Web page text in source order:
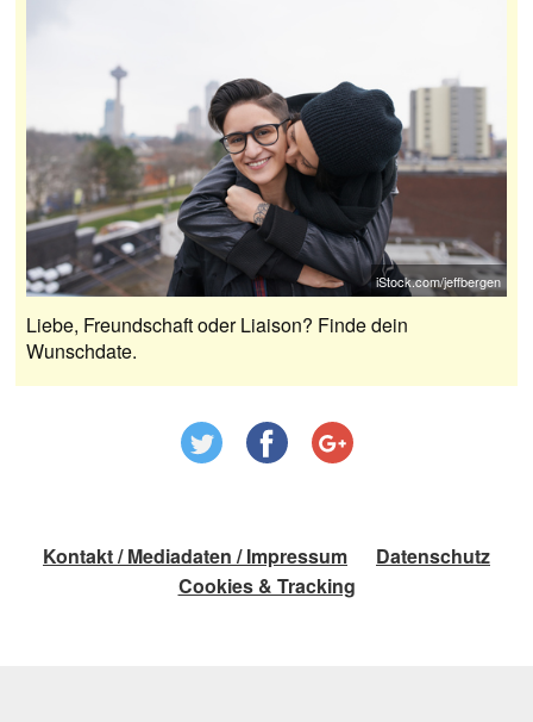
iStock.com/jeffbergen
Liebe, Freundschaft oder Liaison? Finde dein
Wunschdate.
Kontakt / Mediadaten / Impressum
Datenschutz
Cookies & Tracking